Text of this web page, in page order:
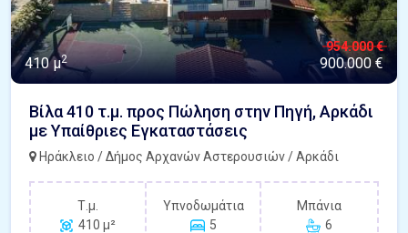
410 μ2
954.000 €
900.000 €
Βίλα 410 τ.μ. προς Πώληση στην Πηγή, Αρκάδι
με Υπαίθριες Εγκαταστάσεις
Ηράκλειο / Δήμος Αρχανών Αστερουσιών / Αρκάδι
Τ.μ.
410 μ²
Υπνοδωμάτια
5
Μπάνια
6